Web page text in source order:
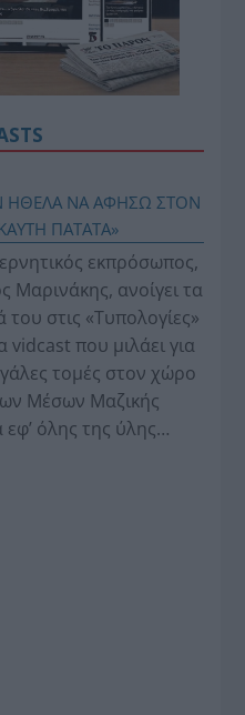
ΗΘΕΛΑ ΝΑ ΑΦΗΣΩ ΣΤΟΝ
ΠΑΤΑΤΑ»
εκπρόσωπος,
Μαρινάκης, ανοίγει τα
του στις «Τυπολογίες»
vidcast που μιλάει για
τομές στον χώρο
Μέσων Μαζικής
όλης της ύλης